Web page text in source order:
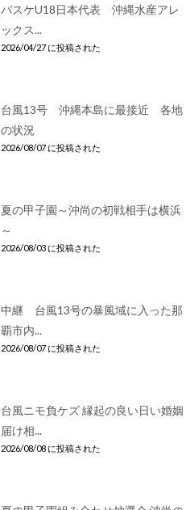
バスケU18日本代表 沖縄水産アレ
ックス...
2026/04/27 に投稿された
台風13号 沖縄本島に最接近 各地
の状況
2026/08/07 に投稿された
夏の甲子園～沖尚の初戦相手は横浜
～
2026/08/03 に投稿された
中継 台風13号の暴風域に入った那
覇市内...
2026/08/07 に投稿された
台風ニモ負ケズ 縁起の良い日い婚姻
届け相...
2026/08/08 に投稿された